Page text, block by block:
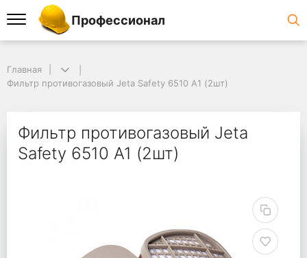
Профессионал
Главная
Фильтр противогазовый Jeta Safety 6510 А1 (2шт)
Фильтр противогазовый Jeta
Safety 6510 А1 (2шт)